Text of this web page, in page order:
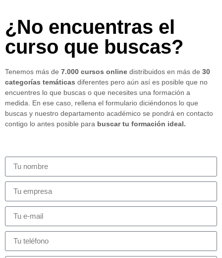
¿No encuentras el
curso que buscas?
Tenemos más de 7.000 cursos online distribuidos en más de 30
categorías temáticas diferentes pero aún así es posible que no
encuentres lo que buscas o que necesites una formación a
medida. En ese caso, rellena el formulario diciéndonos lo que
buscas y nuestro departamento académico se pondrá en contacto
contigo lo antes posible para buscar tu formación ideal.